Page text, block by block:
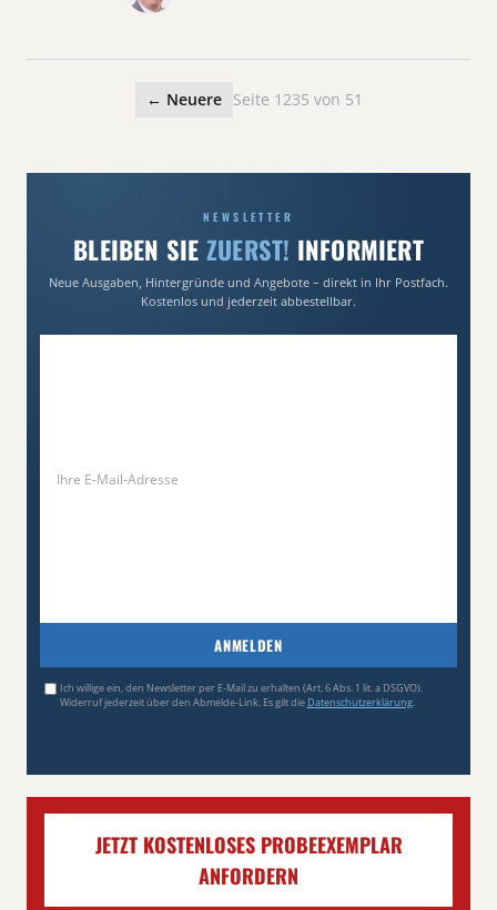
← Neuere Seite 1235 von 51
NEWSLETTER
BLEIBEN SIE ZUERST! INFORMIERT
Neue Ausgaben, Hintergründe und Angebote – direkt in Ihr Postfach.
Kostenlos und jederzeit abbestellbar.
ANMELDEN
Ich willige ein, den Newsletter per E-Mail zu erhalten (Art. 6 Abs. 1 lit. a DSGVO).
Widerruf jederzeit über den Abmelde-Link. Es gilt die Datenschutzerklärung.
JETZT KOSTENLOSES PROBEEXEMPLAR
ANFORDERN